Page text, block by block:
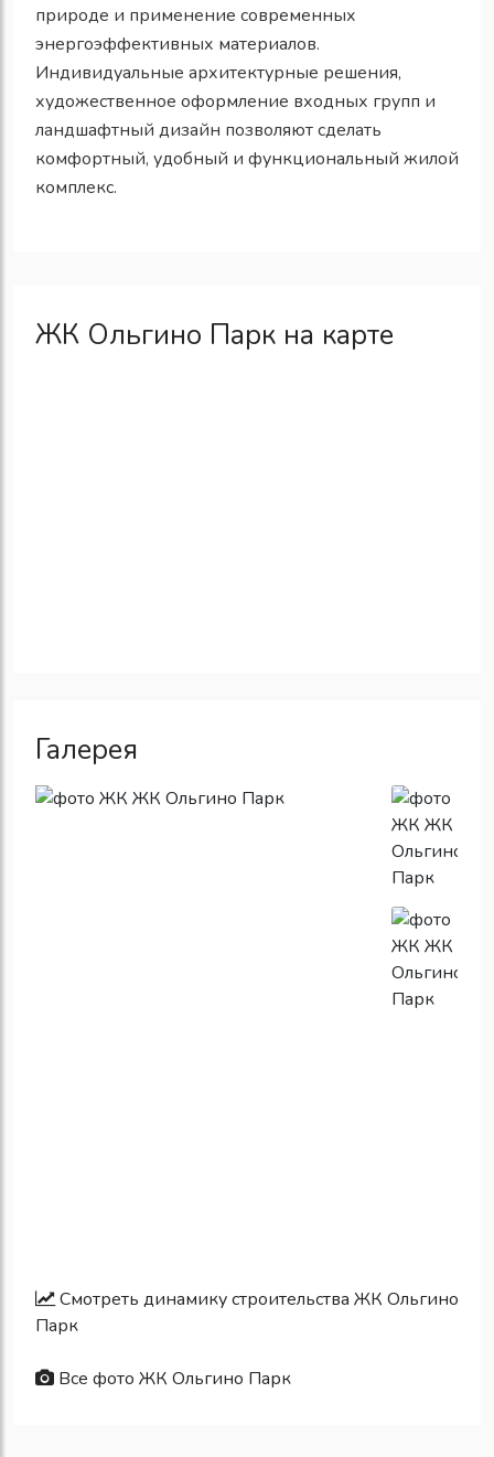
природе и применение современных
энергоэффективных материалов.
Индивидуальные архитектурные решения,
художественное оформление входных групп и
ландшафтный дизайн позволяют сделать
комфортный, удобный и функциональный жилой
комплекс.
ЖК Ольгино Парк на карте
Галерея
Смотреть динамику строительства ЖК Ольгино
Парк
Все фото ЖК Ольгино Парк